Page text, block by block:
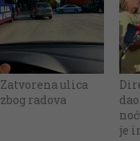
Zatvorena ulica
zbog radova
je